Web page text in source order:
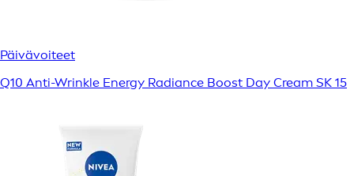
Päivävoiteet
Q10 Anti-Wrinkle Energy Radiance Boost Day Cream SK 15